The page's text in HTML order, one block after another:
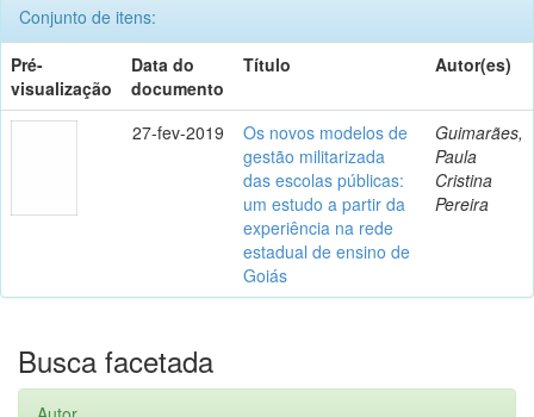
Conjunto de itens:
Pré-
visualização
Data do
documento
Título Autor(es)
27-fev-2019
Os novos modelos de
gestão militarizada
das escolas públicas:
um estudo a partir da
experiência na rede
estadual de ensino de
Goiás
Guimarães,
Paula
Cristina
Pereira
Busca facetada